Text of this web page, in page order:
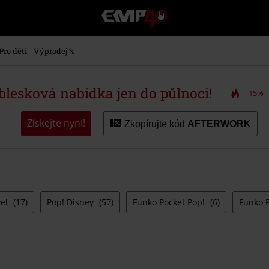
EMP
-
Hudba,
Merch
hráče,
Alternativní
Pro děti Výprodej %
nabídka jen do půlnoci! -15%
Získejte nyní! Zkopírujte kód AFTERWORK
(17) Pop! Disney (57) Funko Pocket Pop! (6) Funko